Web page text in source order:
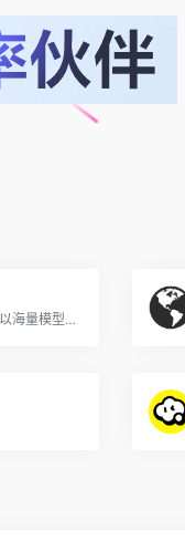
Liblib AI 是国内领先的AI创意平台，以海量模型、低门槛操作与“创作-分享-商业化”生态，让小白与专业创作者都能高效实现图文乃至视频创意表达。